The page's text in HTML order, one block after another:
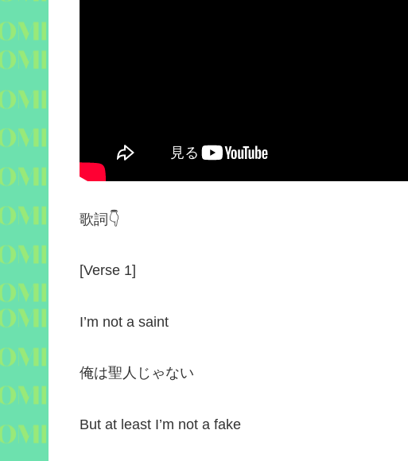
歌詞👇
[Verse 1]
I’m not a saint
俺は聖人じゃない
But at least I’m not a fake